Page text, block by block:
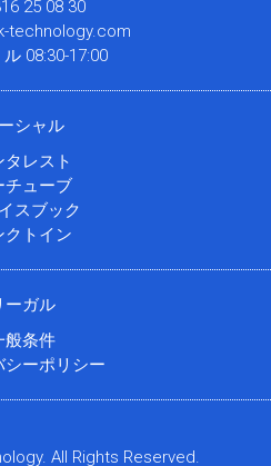
25 08 30
technology.com
08:30-17:00
シャル
タレスト
チューブ
スブック
クトイン
ーガル
般条件
シーポリシー
All Rights Reserved.